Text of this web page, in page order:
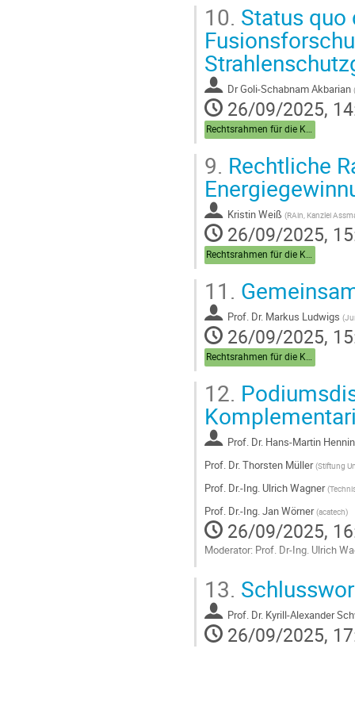
10. Status quo
DrGoli-Schabnam Akbarian (
26/09/2025,
Rechtsrahmen für die Kernfusion: Status quo und Perspektiven
9. Rechtliche
Kristin Weiß (RAin, Kanzlei
26/09/2025,
Rechtsrahmen für die Kernfusion: Status quo und Perspektiven
11.
Prof. Dr. Markus Ludwigs (
26/09/2025,
Rechtsrahmen für die Kernfusion: Status quo und Perspektiven
12.
Prof. Dr. Hans-Martin
Prof. Dr. Thorsten Müller (Stiftung
Prof. Dr.-Ing. Ulrich Wagner (
Prof. Dr.-Ing. Jan Wörner (acatech)
26/09/2025,
Moderator: Prof. Dr-Ing. Ulrich
to
contribution
page
13.
Prof. Dr. Kyrill-Alexander
26/09/2025,